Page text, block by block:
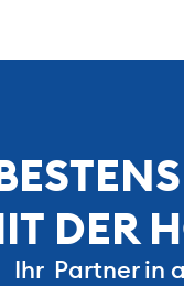
DER
Ihr  Partner in